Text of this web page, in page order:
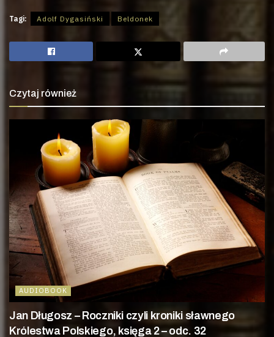
Tagi: Adolf Dygasiński Beldonek
Czytaj również
AUDIOBOOK
Jan Długosz – Roczniki czyli kroniki sławnego
Królestwa Polskiego, księga 2 – odc. 32